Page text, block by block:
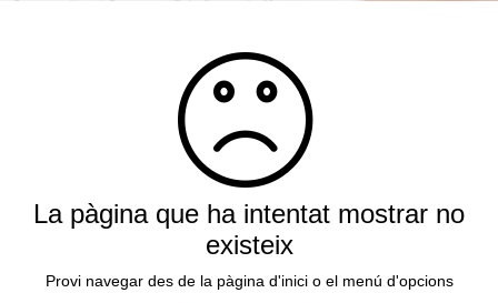
La pàgina que ha intentat mostrar no
existeix
Provi navegar des de la pàgina d'inici o el menú d'opcions